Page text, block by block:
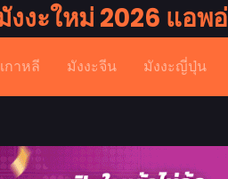
งงะใหม่ 2026 แอ
กาหลี มังงะจีน มังงะญี่ปุ่น